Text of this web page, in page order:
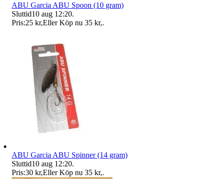
ABU Garcia ABU Spoon (10 gram)
Sluttid10 aug 12:20.
Pris:25 kr,Eller Köp nu 35 kr,.
ABU Garcia ABU Spinner (14 gram)
Sluttid10 aug 12:20.
Pris:30 kr,Eller Köp nu 35 kr,.